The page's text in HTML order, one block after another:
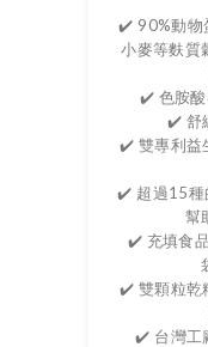
✔️ 90%動物
小麥等麩質
✔️ 色胺酸
✔️ 舒
✔️ 雙專利益
✔️ 超過15種
幫
✔️ 充填食
✔️ 雙顆粒乾
✔️ 台灣工